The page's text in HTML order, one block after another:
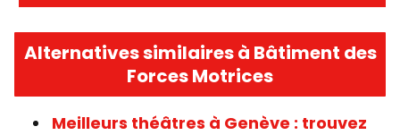
Alternatives similaires à Bâtiment des
Forces Motrices
Meilleurs théâtres à Genève : trouvez